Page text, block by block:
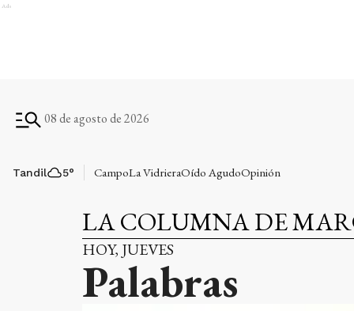
Ads
08 de agosto de 2026
Tandil 5° CampoLa VidrieraOído AgudoOpinión
LA COLUMNA DE
HOY, JUEVES
Palabras